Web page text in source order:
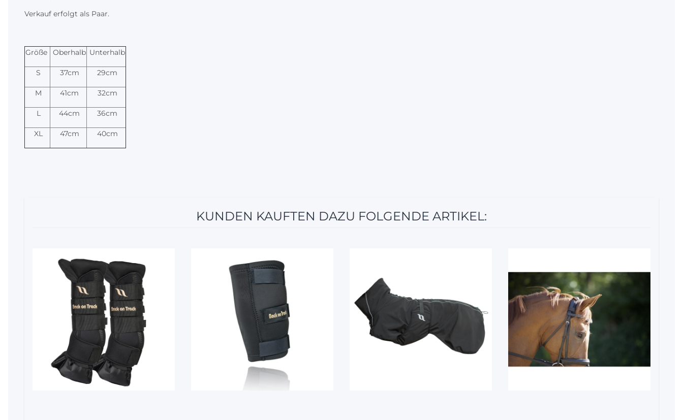
Verkauf erfolgt als Paar.
Größe Oberhalb Unterhalb
S 37cm 29cm
M 41cm 32cm
L 44cm 36cm
XL 47cm 40cm
KUNDEN KAUFTEN DAZU FOLGENDE ARTIKEL: